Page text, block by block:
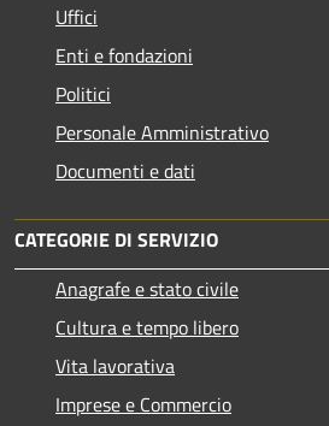
Uffici
Enti e fondazioni
Politici
Personale Amministrativo
Documenti e dati
CATEGORIE DI SERVIZIO
Anagrafe e stato civile
Cultura e tempo libero
Vita lavorativa
Imprese e Commercio